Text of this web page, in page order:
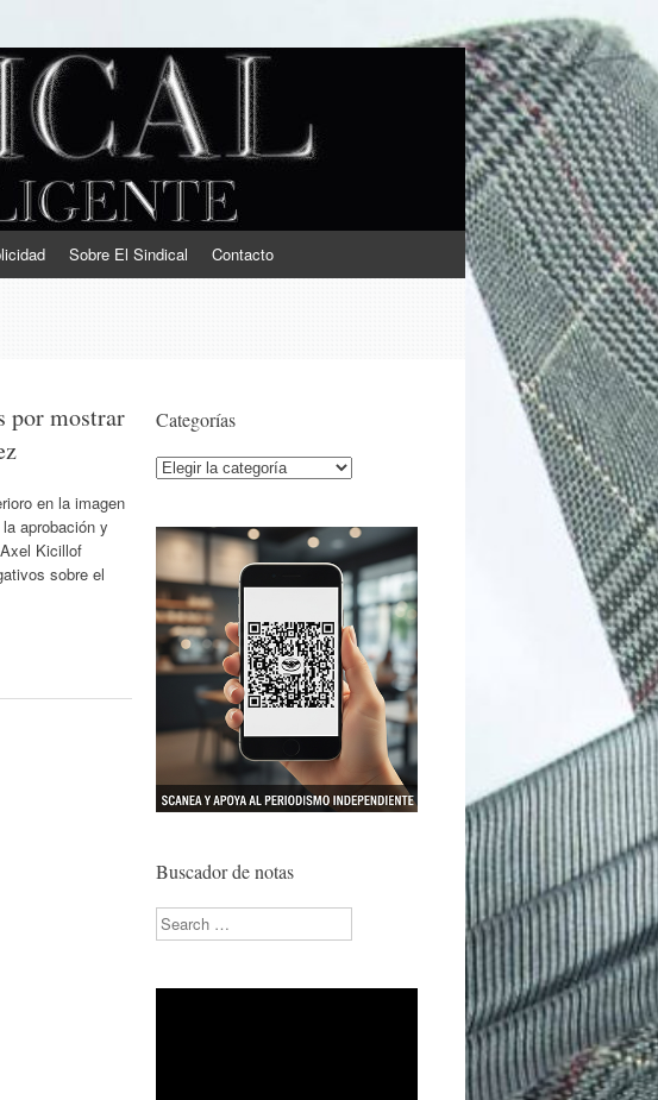
Sobre El Sindical Contacto
por mostrar
en la imagen
aprobación y
Kicillof
sobre el
Categorías
Categorías
Buscador de notas
Search